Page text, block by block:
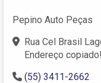
Pepino Auto Peças
Rua Cel Brasil
Endereço copiado!
(55) 3411-2662